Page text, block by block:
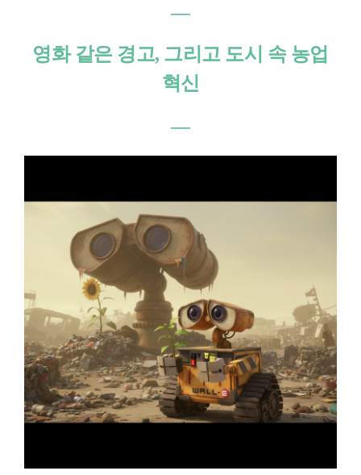
―
영화 같은 경고, 그리고 도시 속 농업
혁신
―